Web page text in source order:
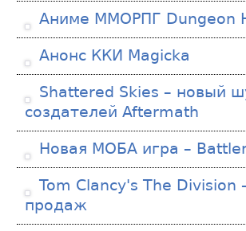
Аниме ММОРПГ Dungeon
Анонс ККИ Magicka
Shattered Skies – новый
создателей Aftermath
Новая МОБА игра –
Tom Clancy's The Division
продаж